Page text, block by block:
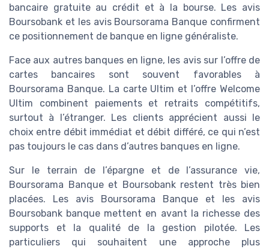
bancaire gratuite au crédit et à la bourse. Les avis
Boursobank et les avis Boursorama Banque confirment
ce positionnement de banque en ligne généraliste.
Face aux autres banques en ligne, les avis sur l’offre de
cartes bancaires sont souvent favorables à
Boursorama Banque. La carte Ultim et l’offre Welcome
Ultim combinent paiements et retraits compétitifs,
surtout à l’étranger. Les clients apprécient aussi le
choix entre débit immédiat et débit différé, ce qui n’est
pas toujours le cas dans d’autres banques en ligne.
Sur le terrain de l’épargne et de l’assurance vie,
Boursorama Banque et Boursobank restent très bien
placées. Les avis Boursorama Banque et les avis
Boursobank banque mettent en avant la richesse des
supports et la qualité de la gestion pilotée. Les
particuliers qui souhaitent une approche plus